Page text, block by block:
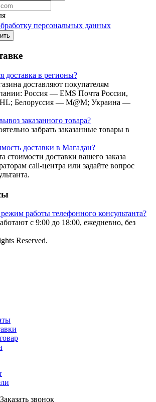
персональных данных
доставка в регионы?
доставляют покупателям
Россия — EMS Почта России,
Белоруссия — M@M; Украина —
заказанного товара?
забрать заказанные товары в
доставки в Магадан?
стоимости доставки вашего заказа
call-центра или задайте вопрос
работы телефонного консультанта?
с 9:00 до 18:00, ежедневно, без
Reserved.
Заказать звонок